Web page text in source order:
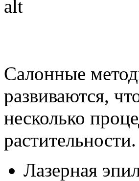
Салонные
развиваются,
несколько
растительности.
Лазерная